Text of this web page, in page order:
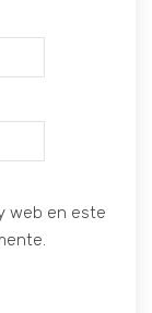
web en este